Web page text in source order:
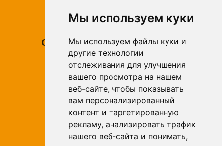
Мы используем куки
Мы используем файлы куки и
другие технологии
отслеживания для улучшения
вашего просмотра на нашем
веб-сайте, чтобы показывать
вам персонализированный
контент и таргетированную
рекламу, анализировать трафик
нашего веб-сайта и понимать,
Следуй
нами!